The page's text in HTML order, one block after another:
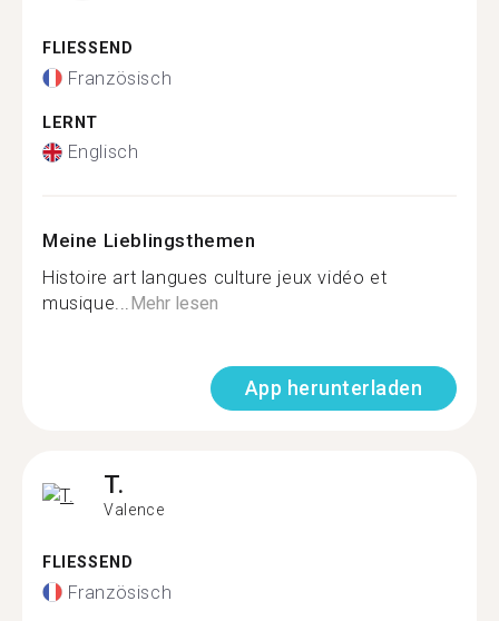
FLIESSEND
Französisch
LERNT
Englisch
Meine Lieblingsthemen
Histoire art langues culture jeux vidéo et
musique...Mehr lesen
App herunterladen
T.
Valence
FLIESSEND
Französisch